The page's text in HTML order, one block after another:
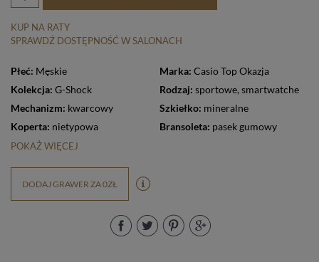
KUP NA RATY
SPRAWDŹ DOSTĘPNOŚĆ W SALONACH
Płeć: Męskie Marka: Casio Top Okazja
Kolekcja: G-Shock Rodzaj: sportowe, smartwatche
Mechanizm: kwarcowy Szkiełko: mineralne
Koperta: nietypowa Bransoleta: pasek gumowy
POKAŻ WIĘCEJ
DODAJ GRAWER ZA 0ZŁ